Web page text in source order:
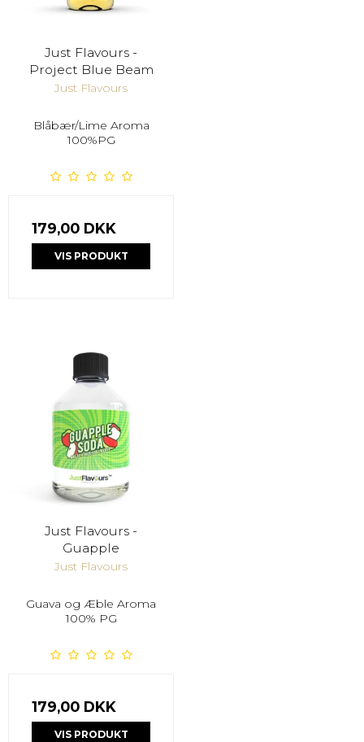
Just Flavours -
Project Blue Beam
Just Flavours
Blåbær/Lime Aroma
100%PG
179,00 DKK
VIS PRODUKT
Just Flavours -
Guapple
Just Flavours
Guava og Æble Aroma
100% PG
179,00 DKK
VIS PRODUKT